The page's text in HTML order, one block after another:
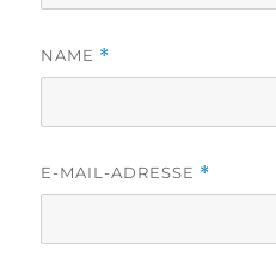
NAME *
E-MAIL-ADRESSE *